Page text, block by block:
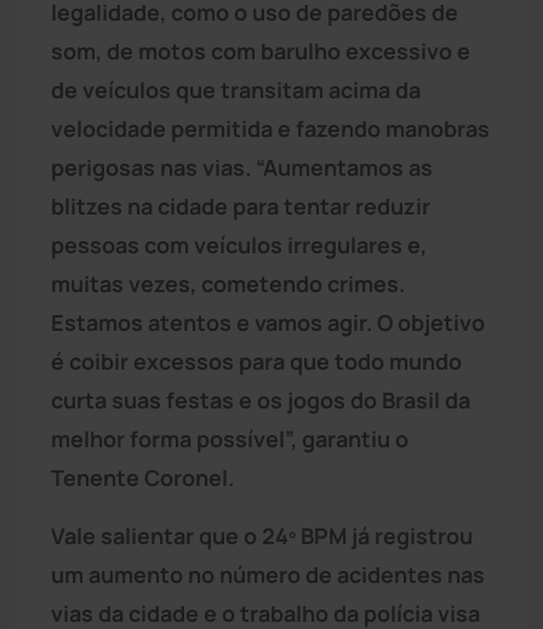
legalidade, como o uso de paredões de
som, de motos com barulho excessivo e
de veículos que transitam acima da
velocidade permitida e fazendo manobras
perigosas nas vias. “Aumentamos as
blitzes na cidade para tentar reduzir
pessoas com veículos irregulares e,
muitas vezes, cometendo crimes.
Estamos atentos e vamos agir. O objetivo
é coibir excessos para que todo mundo
curta suas festas e os jogos do Brasil da
melhor forma possível”, garantiu o
Tenente Coronel.
Vale salientar que o 24º BPM já registrou
um aumento no número de acidentes nas
vias da cidade e o trabalho da polícia visa